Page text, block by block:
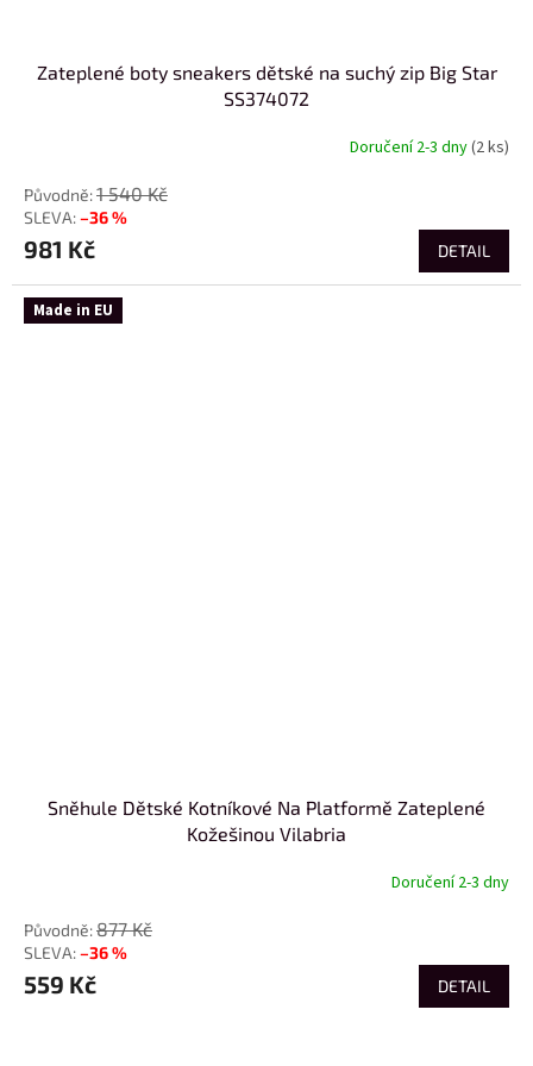
Zateplené boty sneakers dětské na suchý zip Big Star
SS374072
Doručení 2-3 dny(2 ks)
1 540 Kč
–36 %
981 Kč DETAIL
Made in EU
Sněhule Dětské Kotníkové Na Platformě Zateplené
Kožešinou Vilabria
Doručení 2-3 dny
877 Kč
–36 %
559 Kč DETAIL